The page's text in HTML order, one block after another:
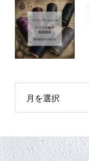
月を選択